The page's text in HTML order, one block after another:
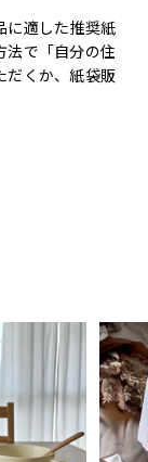
に適した推奨紙
法で「自分の住
だくか、紙袋販